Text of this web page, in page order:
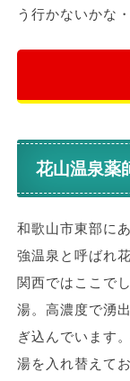
う行かないかな・
花山温泉薬
和歌山市東部に
強温泉と呼ばれ
関西ではここで
湯。高濃度で湧
ぎ込んでいます
湯を入れ替えて